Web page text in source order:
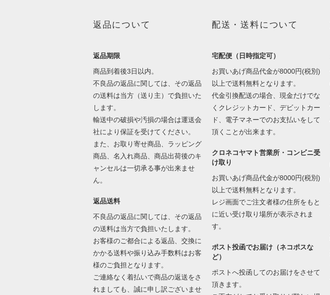
返品について
返品期限
商品到着後3日以内。
不良品の返品に関しては、その返品
の送料は当方（送り主）で負担いた
します。
輸送中の破損や汚損の場合は運送会
社により保証を受けてください。
また、お取り寄せ商品、ラッピング
商品、名入れ商品、商品出荷後のキ
ャンセルは一切承る事が出来ませ
ん。
返品送料
不良品の返品に関しては、その返品
の送料は当方で負担いたします。
お客様のご都合による返品、交換に
かかる送料や振り込み手数料はお客
様のご負担となります。
ご連絡なく着払いで商品の返送をさ
れましても、誠に申し訳ございませ
配送・送料について
宅配便（日時指定可）
お買いあげ商品代金が8000円(税別)
以上で送料無料となります。
代金引換配送の場合、現金だけでな
くクレジットカード、デビットカー
ド、電子マネーでのお支払いをして
頂くことが出来ます。
クロネコヤマト営業所・コンビニ受
け取り
お買いあげ商品代金が8000円(税別)
以上で送料無料となります。
レジ画面でご注文者様の住所をもと
に近い受け取り場所が表示されま
す。
ポスト投函でお届け（ネコポスな
ど）
ポストへ投函してのお届けをさせて
頂きます。